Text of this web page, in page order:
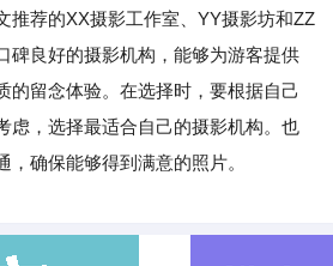
推荐的XX摄影工作室、YY摄影坊和ZZ
碑良好的摄影机构，能够为游客提供
的留念体验。在选择时，要根据自己
虑，选择最适合自己的摄影机构。也
确保能够得到满意的照片。